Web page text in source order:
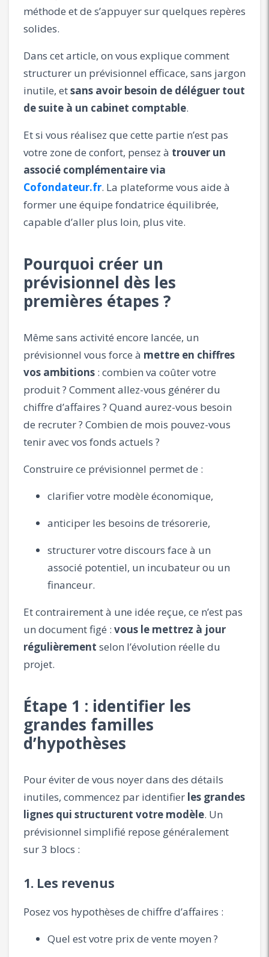
méthode et de s’appuyer sur quelques repères
solides.
Dans cet article, on vous explique comment
structurer un prévisionnel efficace, sans jargon
inutile, etsans avoir besoin de déléguer tout
de suite à un cabinet comptable.
Et si vous réalisez que cette partie n’est pas
votre zone de confort, pensez à trouver un
associé complémentaire via
Cofondateur.fr. La plateforme vous aide à
former une équipe fondatrice équilibrée,
capable d’aller plus loin, plus vite.
Pourquoi créer un
prévisionnel dès les
premières étapes ?
Même sans activité encore lancée, un
prévisionnel vous force à mettre en chiffres
vos ambitions : combien va coûter votre
produit ? Comment allez-vous générer du
chiffre d’affaires ? Quand aurez-vous besoin
de recruter ? Combien de mois pouvez-vous
tenir avec vos fonds actuels ?
Construire ce prévisionnel permet de :
clarifier votre modèle économique,
anticiper les besoins de trésorerie,
structurer votre discours face à un
associé potentiel, un incubateur ou un
financeur.
Et contrairement à une idée reçue, ce n’est pas
un document figé : vous le mettrez à jour
régulièrement selon l’évolution réelle du
projet.
Étape 1 : identifier les
grandes familles
d’hypothèses
Pour éviter de vous noyer dans des détails
inutiles, commencez par identifier les grandes
lignes qui structurent votre modèle. Un
prévisionnel simplifié repose généralement
sur 3 blocs :
1. Les revenus
Posez vos hypothèses de chiffre d’affaires :
Quel est votre prix de vente moyen ?